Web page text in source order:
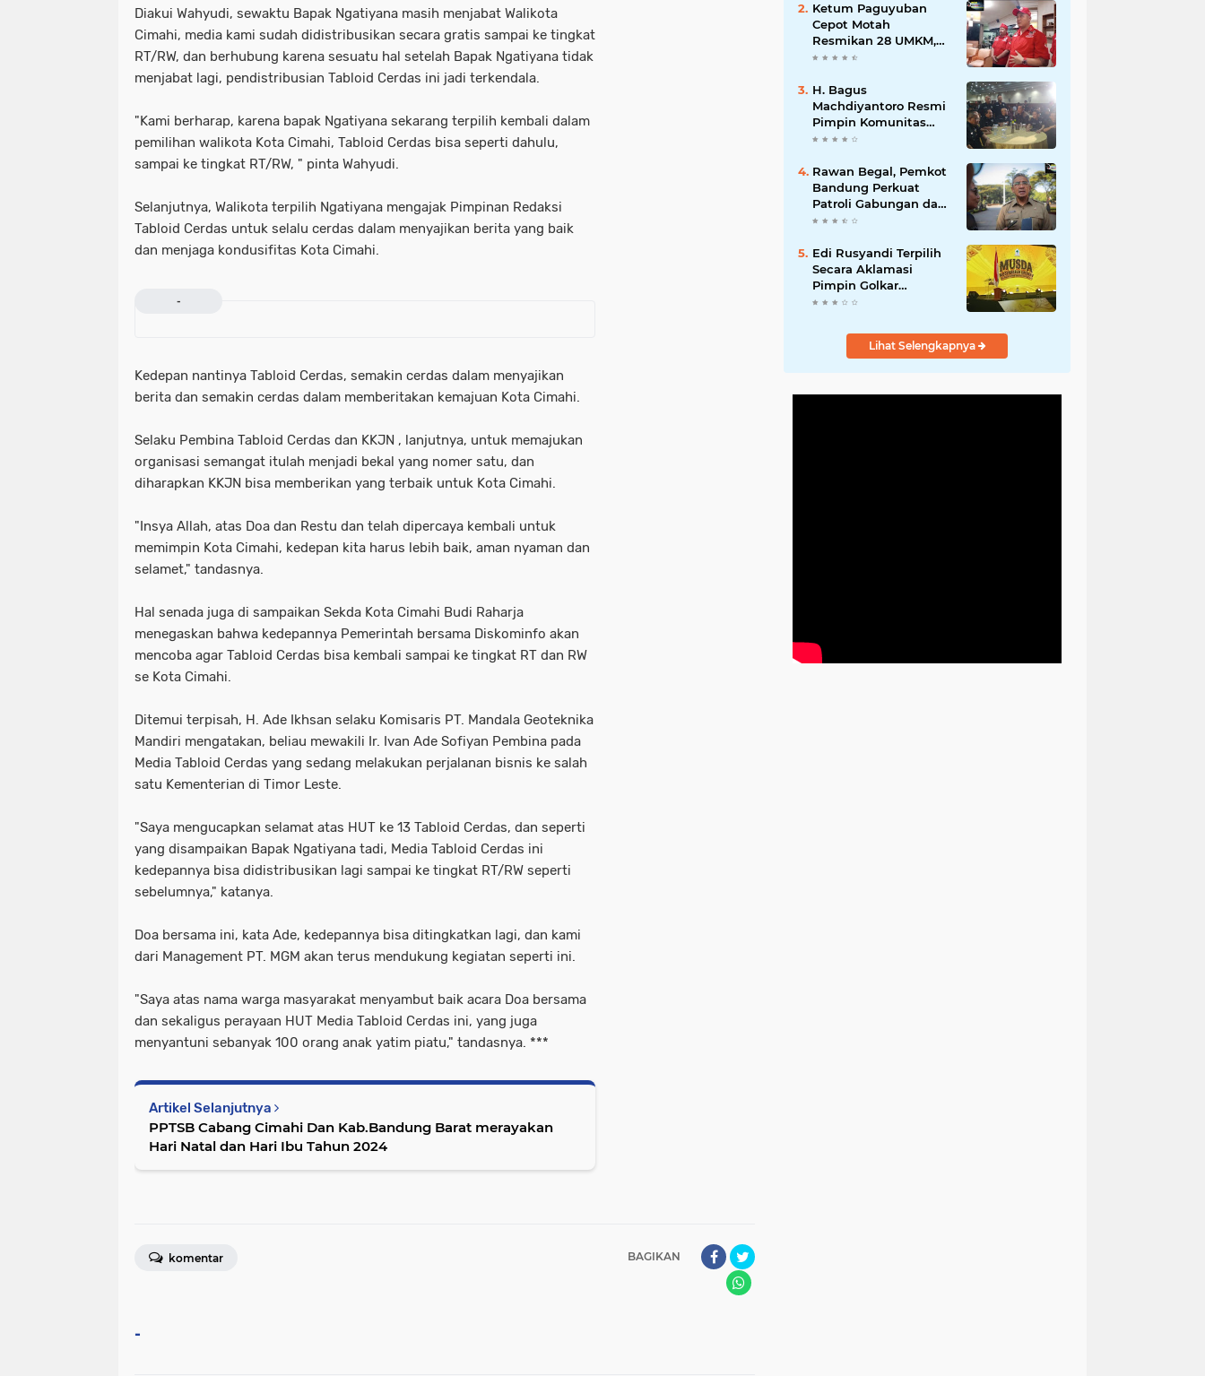
Diakui Wahyudi, sewaktu Bapak Ngatiyana masih menjabat Walikota
Cimahi, media kami sudah didistribusikan secara gratis sampai ke tingkat
RT/RW, dan berhubung karena sesuatu hal setelah Bapak Ngatiyana tidak
menjabat lagi, pendistribusian Tabloid Cerdas ini jadi terkendala.
"Kami berharap, karena bapak Ngatiyana sekarang terpilih kembali dalam
pemilihan walikota Kota Cimahi, Tabloid Cerdas bisa seperti dahulu,
sampai ke tingkat RT/RW, " pinta Wahyudi.
Selanjutnya, Walikota terpilih Ngatiyana mengajak Pimpinan Redaksi
Tabloid Cerdas untuk selalu cerdas dalam menyajikan berita yang baik
dan menjaga kondusifitas Kota Cimahi.
-
Kedepan nantinya Tabloid Cerdas, semakin cerdas dalam menyajikan
berita dan semakin cerdas dalam memberitakan kemajuan Kota Cimahi.
Selaku Pembina Tabloid Cerdas dan KKJN , lanjutnya, untuk memajukan
organisasi semangat itulah menjadi bekal yang nomer satu, dan
diharapkan KKJN bisa memberikan yang terbaik untuk Kota Cimahi.
"Insya Allah, atas Doa dan Restu dan telah dipercaya kembali untuk
memimpin Kota Cimahi, kedepan kita harus lebih baik, aman nyaman dan
selamet," tandasnya.
Hal senada juga di sampaikan Sekda Kota Cimahi Budi Raharja
menegaskan bahwa kedepannya Pemerintah bersama Diskominfo akan
mencoba agar Tabloid Cerdas bisa kembali sampai ke tingkat RT dan RW
se Kota Cimahi.
Ditemui terpisah, H. Ade Ikhsan selaku Komisaris PT. Mandala Geoteknika
Mandiri mengatakan, beliau mewakili Ir. Ivan Ade Sofiyan Pembina pada
Media Tabloid Cerdas yang sedang melakukan perjalanan bisnis ke salah
satu Kementerian di Timor Leste.
"Saya mengucapkan selamat atas HUT ke 13 Tabloid Cerdas, dan seperti
yang disampaikan Bapak Ngatiyana tadi, Media Tabloid Cerdas ini
kedepannya bisa didistribusikan lagi sampai ke tingkat RT/RW seperti
sebelumnya," katanya.
Doa bersama ini, kata Ade, kedepannya bisa ditingkatkan lagi, dan kami
dari Management PT. MGM akan terus mendukung kegiatan seperti ini.
"Saya atas nama warga masyarakat menyambut baik acara Doa bersama
dan sekaligus perayaan HUT Media Tabloid Cerdas ini, yang juga
menyantuni sebanyak 100 orang anak yatim piatu," tandasnya. ***
Artikel Selanjutnya
PPTSB Cabang Cimahi Dan Kab.Bandung Barat merayakan
Hari Natal dan Hari Ibu Tahun 2024
BAGIKAN
komentar
-
Ketum Paguyuban
Cepot Motah
Resmikan 28 UMKM,
Siap Gelar Festival
Jalan Braga
H. Bagus
Machdiyantoro Resmi
Pimpin Komunitas
BBC Periode 2026–
Solidaritas dan
Hadirkan Program
Nyata untuk
Masyarakat
Rawan Begal, Pemkot
Bandung Perkuat
Patroli Gabungan dan
Pengawasan Digital
Edi Rusyandi Terpilih
Secara Aklamasi
Pimpin Golkar
Bandung Barat,
Kepemimpinan
Harmonis "TurunLihat Selengkapnya